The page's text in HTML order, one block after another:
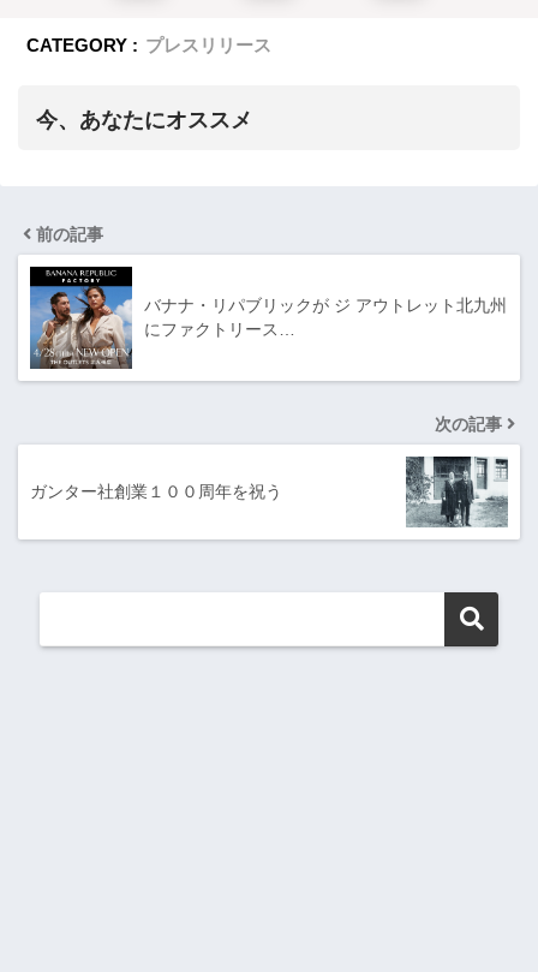
CATEGORY : プレスリリース
今、あなたにオススメ
前の記事
バナナ・リパブリックが ジ アウトレット北九州
にファクトリース…
次の記事
ガンター社創業１００周年を祝う